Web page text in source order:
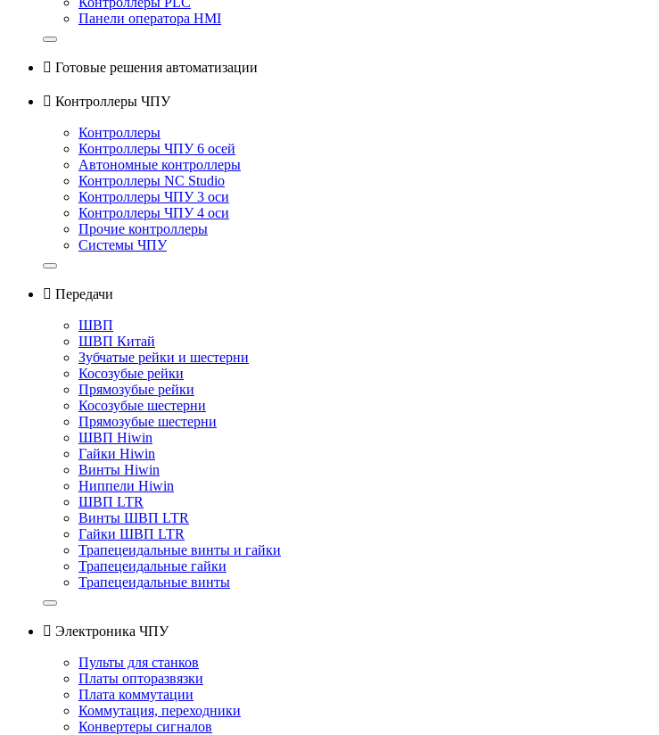
Панели оператора HMI
 Готовые решения автоматизации
 Контроллеры ЧПУ
Контроллеры
Контроллеры ЧПУ 6 осей
Автономные контроллеры
Контроллеры NC Studio
Контроллеры ЧПУ 3 оси
Контроллеры ЧПУ 4 оси
Прочие контроллеры
Системы ЧПУ
 Передачи
ШВП
ШВП Китай
Зубчатые рейки и шестерни
Косозубые рейки
Прямозубые рейки
Косозубые шестерни
Прямозубые шестерни
ШВП Hiwin
Гайки Hiwin
Винты Hiwin
Ниппели Hiwin
ШВП LTR
Винты ШВП LTR
Гайки ШВП LTR
Трапецеидальные винты и гайки
Трапецеидальные гайки
Трапецеидальные винты
 Электроника ЧПУ
Пульты для станков
Платы опторазвязки
Плата коммутации
Коммутация, переходники
Конвертеры сигналов